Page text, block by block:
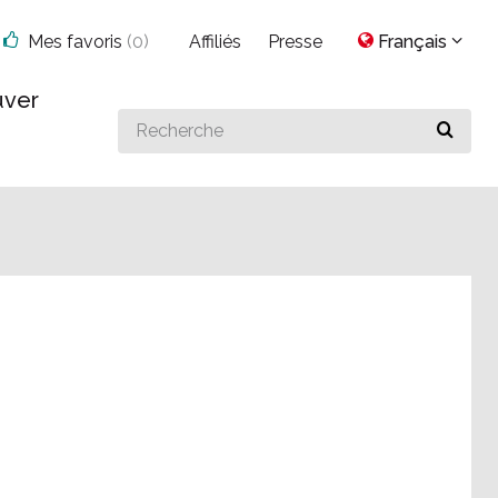
Search
for
Mes favoris (0) Affiliés Presse Français